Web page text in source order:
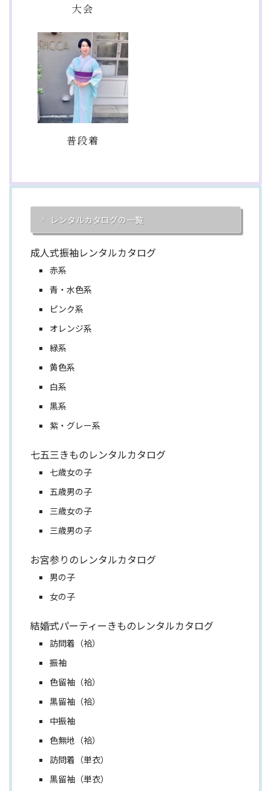
大会
普段着
レンタルカタログの一覧
成人式振袖レンタルカタログ
赤系
青・水色系
ピンク系
オレンジ系
緑系
黄色系
白系
黒系
紫・グレー系
七五三きものレンタルカタログ
七歳女の子
五歳男の子
三歳女の子
三歳男の子
お宮参りのレンタルカタログ
男の子
女の子
結婚式パーティーきものレンタルカタログ
訪問着（袷）
振袖
色留袖（袷）
黒留袖（袷）
中振袖
色無地（袷）
訪問着（単衣）
黒留袖（単衣）